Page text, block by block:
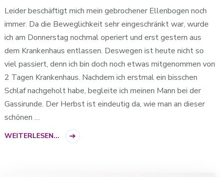
Leider beschäftigt mich mein gebrochener Ellenbogen noch
immer. Da die Beweglichkeit sehr eingeschränkt war, wurde
ich am Donnerstag nochmal operiert und erst gestern aus
dem Krankenhaus entlassen. Deswegen ist heute nicht so
viel passiert, denn ich bin doch noch etwas mitgenommen von
2 Tagen Krankenhaus. Nachdem ich erstmal ein bisschen
Schlaf nachgeholt habe, begleite ich meinen Mann bei der
Gassirunde. Der Herbst ist eindeutig da, wie man an dieser
schönen …
WEITERLESEN...